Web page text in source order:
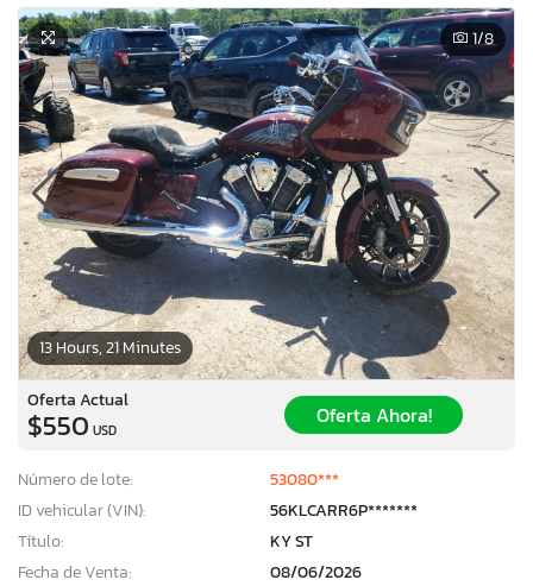
13 Hours, 21 Minutes
1/8
Oferta Actual
$550 USD
Oferta Ahora!
Número de lote:
53080***
ID vehicular (VIN):
56KLCARR6P*******
Título:
KY ST
Fecha de Venta:
08/06/2026